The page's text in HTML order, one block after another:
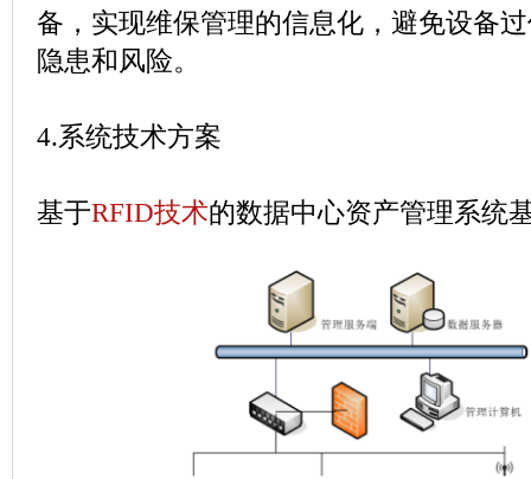
备，实现维保管理的信息化，避免设备
隐患和风险。
4.系统技术方案
基于RFID技术的数据中心资产管理系统